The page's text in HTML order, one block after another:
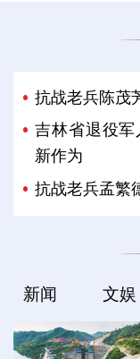
抗战老兵陈茂
吉林省退役
新作为
抗战老兵孟繁
新闻 文娱